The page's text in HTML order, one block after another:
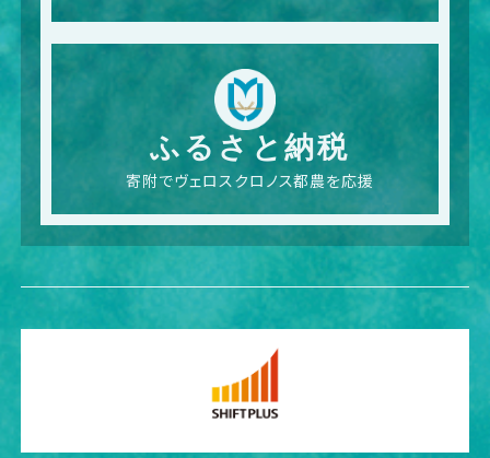
ふるさと納税
寄附でヴェロスクロノス都農を応援